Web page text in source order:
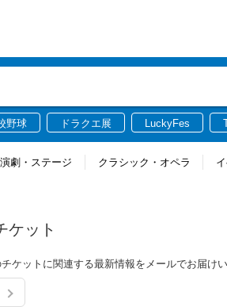
野球 ドラクエ展 LuckyFes
演劇・ステージ クラシック・オペラ
ケット
ケットに関連する最新情報をメールでお届けい